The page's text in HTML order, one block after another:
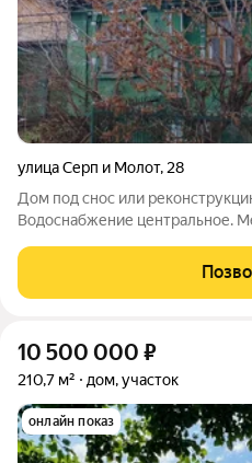
улица Серп и Молот, 28
Дом под снос или
Водоснабжение центральное.
10 500 000 ₽
210,7 м² дом, участок
онлайн показ